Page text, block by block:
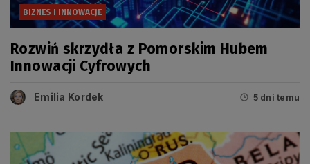
BIZNES I INNOWACJE
Rozwiń skrzydła z Pomorskim Hubem
Innowacji Cyfrowych
Emilia Kordek 5 dni temu